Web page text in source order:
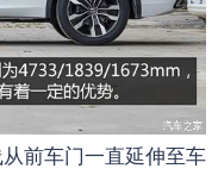
前车门一直延伸至车